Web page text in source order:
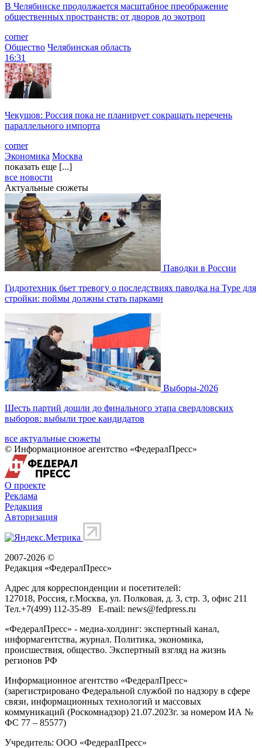
В Челябинске продолжается масштабное преображение
общественных пространств: от дворов до экотроп
corner
Общество Челябинская область
16:31
Чекушов: Россия пока не планирует сокращать перечень
параллельного импорта
corner
Экономика Москва
показать еще [...]
все новости
Актуальные сюжеты
Паводки в России
Гидротехник бьет тревогу о последствиях паводка на Туре для
стройки: поймы должны стать парками
Выборы-2026
Шесть партий дошли до финального этапа свердловских
выборов: выбыли трое кандидатов
все актуальные сюжеты
© Информационное агентство «ФедералПресс»
О проекте
Реклама
Редакция
Авторизация
2007-2026 ©
Редакция «ФедералПресс»
Адрес для корреспонденции и посетителей:
127018, Россия, г.Москва, ул. Полковая, д. 3, стр. 3, офис 211
Тел.+7(499) 112-35-89 E-mail: news@fedpress.ru
«ФедералПресс» - медиа-холдинг: экспертный канал,
информагентства, журнал. Политика, экономика,
происшествия, общество. Экспертный взгляд на жизнь
регионов РФ
Информационное агентство «ФедералПресс»
(зарегистрировано Федеральной службой по надзору в сфере
связи, информационных технологий и массовых
коммуникаций (Роскомнадзор) 21.07.2023г. за номером ИА №
ФС 77 – 85577)
Учредитель: ООО «ФедералПресс»